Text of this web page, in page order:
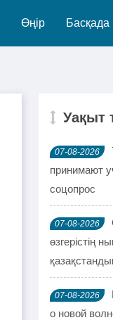
Өңір Басқада
Уақыт
07-08-2026
принимают
соцопрос
07-08-2026
өзгерістің
07-08-2026
о новой